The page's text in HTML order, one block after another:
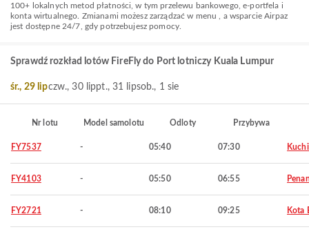
100+ lokalnych metod płatności, w tym przelewu bankowego, e-portfela i
konta wirtualnego. Zmianami możesz zarządzać w menu , a wsparcie Airpaz
jest dostępne 24/7, gdy potrzebujesz pomocy.
Sprawdź rozkład lotów FireFly do Port lotniczy Kuala Lumpur
śr., 29 lipczw., 30 lippt., 31 lipsob., 1 sie
Nr lotu Model samolotu Odloty Przybywa
FY7537 - 05:40 07:30
FY4103 - 05:50 06:55
FY2721 - 08:10 09:25 Kota